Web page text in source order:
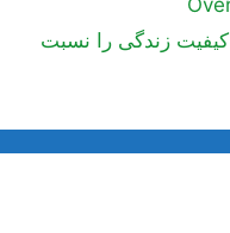
Horizon Forbidden West کیفیت زندگی را نسبت